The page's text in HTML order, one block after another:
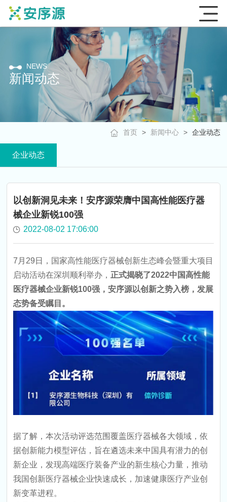
NEWS
新闻动态
首页 > 新闻中⼼ > 企业动态
企业动态
以创新洞见未来！安序源荣膺中国高性能医疗器
械企业新锐100强
2022-08-02 17:06:00
7月29日，国家高性能医疗器械创新生态峰会暨重大项目
启动活动在深圳顺利举办， 正式揭晓了2022中国高性能
医疗器械企业新锐100强，安序源以创新之势入榜，发展
态势备受瞩目。
据了解，本次活动评选范围覆盖医疗器械各大领域，依
据创新能力模型评估，旨在遴选未来中国具有潜力的创
新企业，发现高端医疗装备产业的新生核心力量，推动
我国创新医疗器械企业快速成长，加速健康医疗产业创
新变革进程。